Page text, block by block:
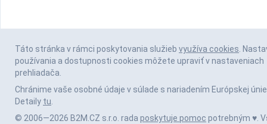
Táto stránka v rámci poskytovania služieb využíva cookies.
používania a dostupnosti cookies môžete upraviť v nastaveniach
prehliadača.
Chránime vaše osobné údaje v súlade s nariadením Európskej únie
Detaily tu.
© 2006—2026 B2M.CZ s.r.o. rada poskytuje pomoc potrebným ♥️.